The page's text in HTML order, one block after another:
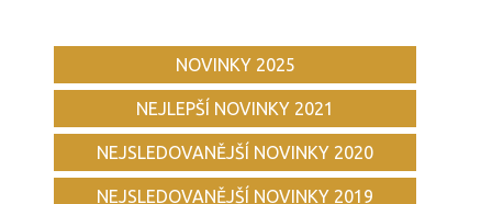
NOVINKY 2025
NEJLEPŠÍ NOVINKY 2021
NEJSLEDOVANĚJŠÍ NOVINKY 2020
NEJSLEDOVANĚJŠÍ NOVINKY 2019